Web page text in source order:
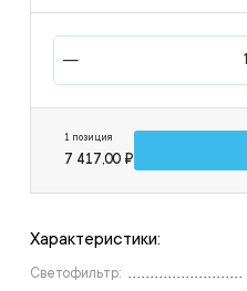
1 позиция
7 417,00 ₽
Характеристики:
Светофильтр: